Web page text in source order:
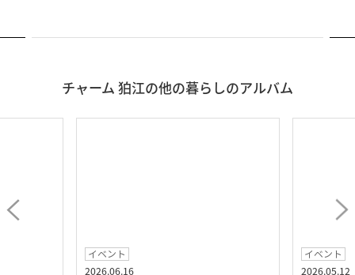
チャーム 狛江の他の暮らしのアルバム
イベント
2026.06.16
イベント
2026.05.12